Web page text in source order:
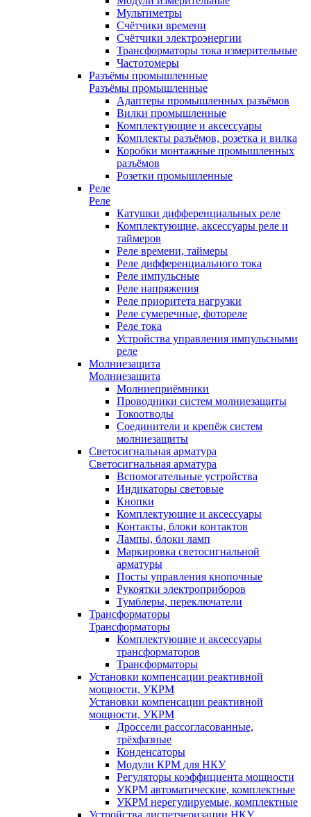
Мультиметры
Счётчики времени
Счётчики электроэнергии
Трансформаторы тока измерительные
Частотомеры
Разъёмы промышленные
Разъёмы промышленные
Адаптеры промышленных разъёмов
Вилки промышленные
Комплектующие и аксессуары
Комплекты разъёмов, розетка и вилка
Коробки монтажные промышленных
разъёмов
Розетки промышленные
Реле
Реле
Катушки дифференциальных реле
Комплектующие, аксессуары реле и
таймеров
Реле времени, таймеры
Реле дифференциального тока
Реле импульсные
Реле напряжения
Реле приоритета нагрузки
Реле сумеречные, фотореле
Реле тока
Устройства управления импульсными
реле
Молниезащита
Молниезащита
Молниеприёмники
Проводники систем молниезащиты
Токоотводы
Соединители и крепёж систем
молниезащиты
Светосигнальная арматура
Светосигнальная арматура
Вспомогательные устройства
Индикаторы световые
Кнопки
Комплектующие и аксессуары
Контакты, блоки контактов
Лампы, блоки ламп
Маркировка светосигнальной
арматуры
Посты управления кнопочные
Рукоятки электроприборов
Тумблеры, переключатели
Трансформаторы
Трансформаторы
Комплектующие и аксессуары
трансформаторов
Трансформаторы
Установки компенсации реактивной
мощности, УКРМ
Установки компенсации реактивной
мощности, УКРМ
Дроссели рассогласованные,
трёхфазные
Конденсаторы
Модули КРМ для НКУ
Регуляторы коэффициента мощности
УКРМ автоматические, комплектные
УКРМ нерегулируемые, комплектные
Устройства диспетчеризации НКУ